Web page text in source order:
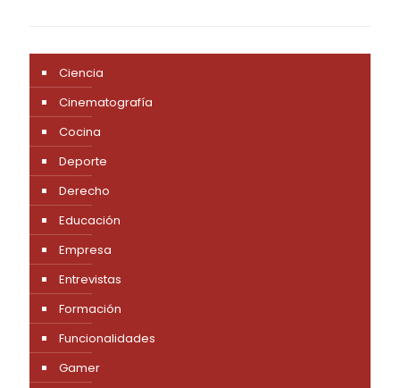
Ciencia
Cinematografía
Cocina
Deporte
Derecho
Educación
Empresa
Entrevistas
Formación
Funcionalidades
Gamer